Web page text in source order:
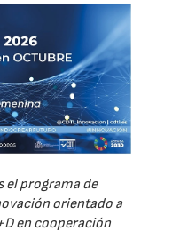
el programa de
orientado a
en cooperación